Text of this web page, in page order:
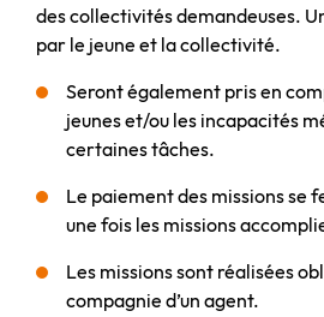
des collectivités demandeuses.
par le jeune et la collectivité.
Seront également pris en
jeunes et/ou les incapacités
certaines tâches.
Le paiement des missions se
une fois les missions
Les missions sont réalisées
compagnie d’un agent.